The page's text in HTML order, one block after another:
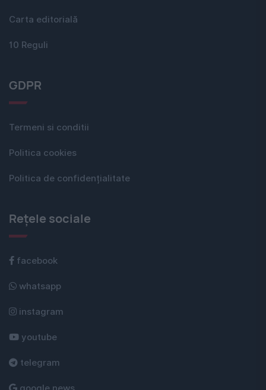
Carta editorială
10 Reguli
GDPR
Termeni si conditii
Politica cookies
Politica de confidențialitate
Rețele sociale
facebook
whatsapp
instagram
youtube
telegram